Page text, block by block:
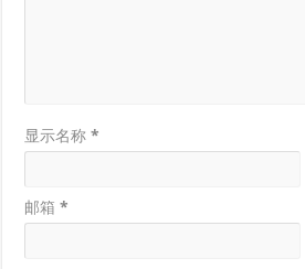
显示名称*
邮箱*